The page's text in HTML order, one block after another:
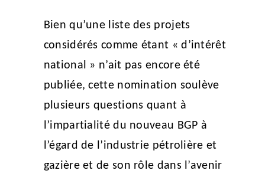
Bien qu’une liste des projets
considérés comme étant « d’intérêt
national » n’ait pas encore été
publiée, cette nomination soulève
plusieurs questions quant à
l’impartialité du nouveau BGP à
l’égard de l’industrie pétrolière et
gazière et de son rôle dans l’avenir